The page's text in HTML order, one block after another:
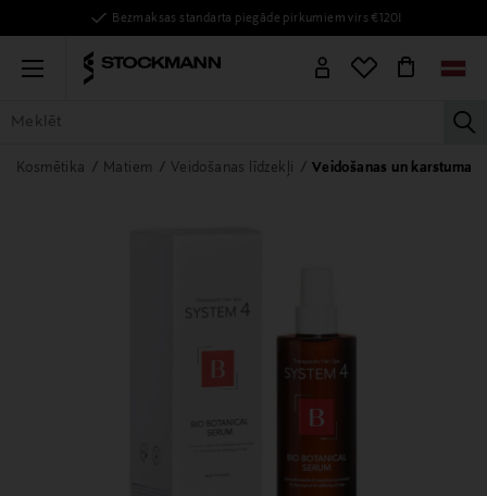
Bezmaksas standarta piegāde pirkumiem virs €120!
Menu
VISAS PRECES SIEVIETĒM VĪRIEŠIEM BĒRNIEM MĀJAI
Kosmētika Matiem Veidošanas līdzekļi Veidošanas un karstuma